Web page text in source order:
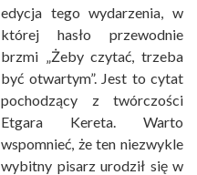
edycja tego wydarzenia, w
której hasło przewodnie
brzmi „Żeby czytać, trzeba
być otwartym”. Jest to cytat
pochodzący z twórczości
Etgara Kereta. Warto
wspomnieć, że ten niezwykle
wybitny pisarz urodził się w